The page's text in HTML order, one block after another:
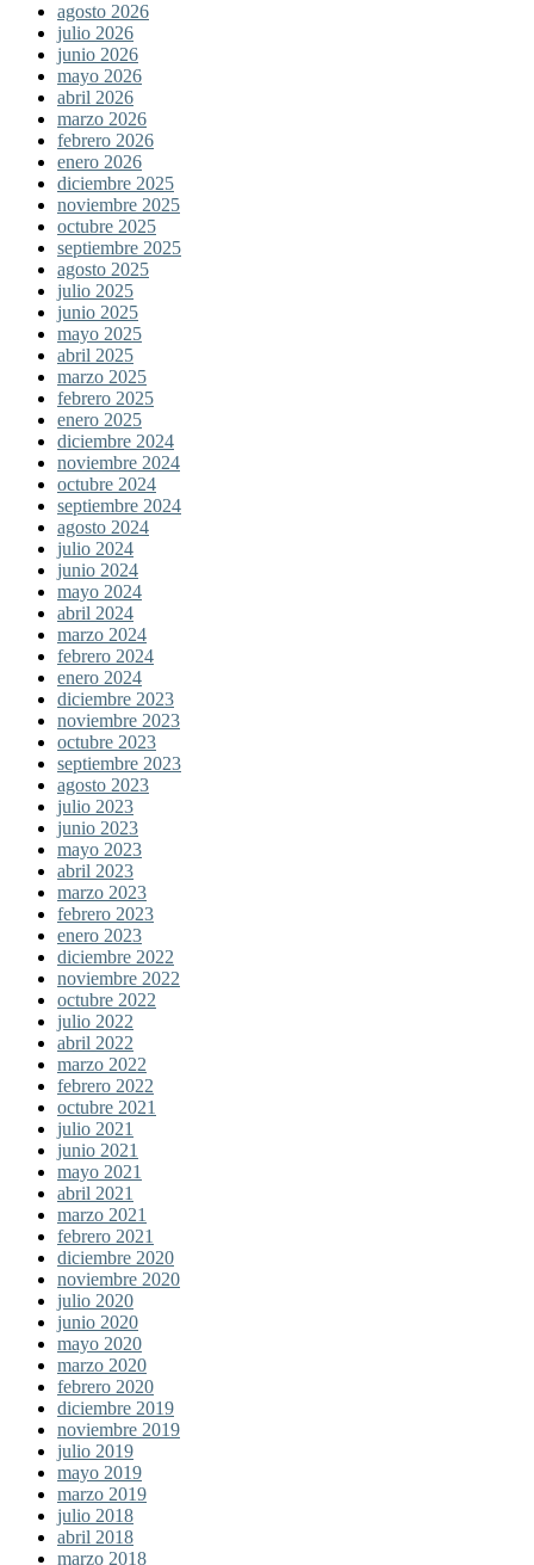
agosto 2026
julio 2026
junio 2026
mayo 2026
abril 2026
marzo 2026
febrero 2026
enero 2026
diciembre 2025
noviembre 2025
octubre 2025
septiembre 2025
agosto 2025
julio 2025
junio 2025
mayo 2025
abril 2025
marzo 2025
febrero 2025
enero 2025
diciembre 2024
noviembre 2024
octubre 2024
septiembre 2024
agosto 2024
julio 2024
junio 2024
mayo 2024
abril 2024
marzo 2024
febrero 2024
enero 2024
diciembre 2023
noviembre 2023
octubre 2023
septiembre 2023
agosto 2023
julio 2023
junio 2023
mayo 2023
abril 2023
marzo 2023
febrero 2023
enero 2023
diciembre 2022
noviembre 2022
octubre 2022
julio 2022
abril 2022
marzo 2022
febrero 2022
octubre 2021
julio 2021
junio 2021
mayo 2021
abril 2021
marzo 2021
febrero 2021
diciembre 2020
noviembre 2020
julio 2020
junio 2020
mayo 2020
marzo 2020
febrero 2020
diciembre 2019
noviembre 2019
julio 2019
mayo 2019
marzo 2019
julio 2018
abril 2018
marzo 2018